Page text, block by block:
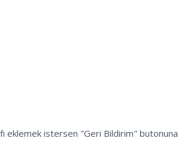
eklemek istersen "Geri Bildirim" butonuna